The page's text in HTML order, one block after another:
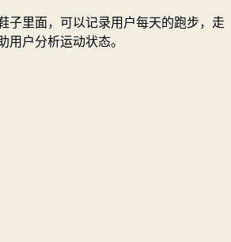
子里面，可以记录用户每天的跑步，走
用户分析运动状态。